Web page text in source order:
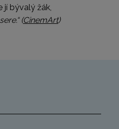
jí bývalý žák,
(CinemArt)